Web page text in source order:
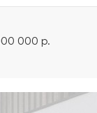
000 р.